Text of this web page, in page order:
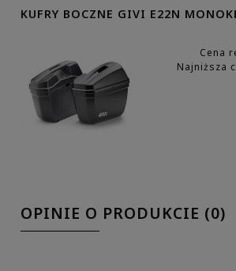
KUFRY BOCZNE GIVI E22N
Cena
Najniższa
OPINIE O PRODUKCIE (0)